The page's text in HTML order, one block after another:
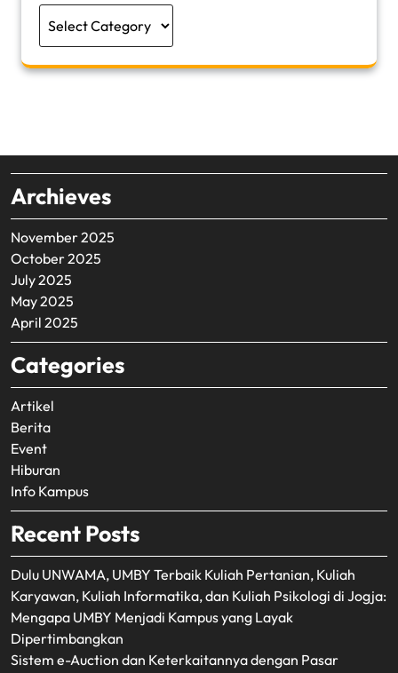
Archieves
November 2025
October 2025
July 2025
May 2025
April 2025
Categories
Artikel
Berita
Event
Hiburan
Info Kampus
Recent Posts
Dulu UNWAMA, UMBY Terbaik Kuliah Pertanian, Kuliah
Karyawan, Kuliah Informatika, dan Kuliah Psikologi di Jogja:
Mengapa UMBY Menjadi Kampus yang Layak
Dipertimbangkan
Sistem e-Auction dan Keterkaitannya dengan Pasar